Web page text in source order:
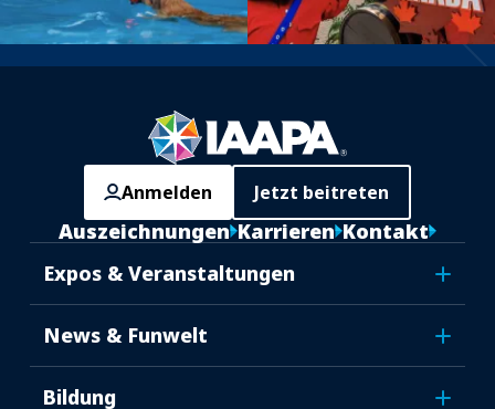
Anmelden Jetzt beitreten
Auszeichnungen Karrieren Kontakt
Expos & Veranstaltungen
News & Funwelt
Bildung